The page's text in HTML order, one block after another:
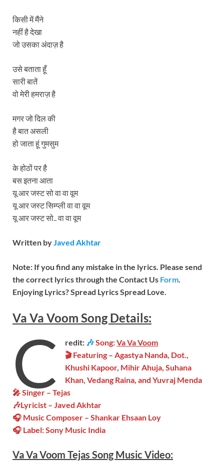
किसी में मैंने
नहीं है देखा
जो उसका अंदाज़ है
उसे बताता हूँ
सारी बातें
वो मेरी हमराज़ है
मगर जो दिल की
है बात असली
हो जाता हूं गुमसुम
के होठों पर है
बस इतना आता
यू आर जस्ट सो वा वा वूम
यू आर जस्ट सिम्प्ली वा वा वूम
यू आर जस्ट सो.. वा वा वूम
Written by Javed Akhtar
Note: If you find any mistake in the lyrics. Please send
the correct lyrics through the Contact Us Form
Enjoying Lyrics? Spread Lyrics Spread Love.
Va Va Voom SongDetails:
C redit: 🎶Song:Va Va Voom
🎬 Featuring –Agastya Nanda, Dot.,
Khushi Kapoor, Mihir Ahuja, Suhana
Khan, Vedang Raina, and Yuvraj Menda
🎤 Singer – Tejas
🎶Lyricist – Javed Akhtar
🎧 Music Composer – Shankar Ehsaan Loy
🎧 Label:Sony Music India
Va Va Voom Tejas Song Music Video: